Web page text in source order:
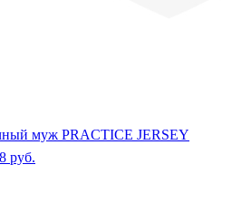
муж PRACTICE JERSEY
руб.